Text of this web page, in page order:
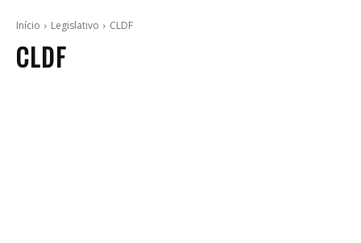
Início Legislativo CLDF
CLDF